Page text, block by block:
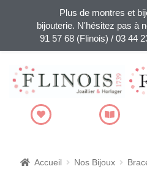
Accueil Nos Bijoux
Plus de montres et
bijouterie. N'hésitez pas à
91 57 68 (Flinois) / 03 44